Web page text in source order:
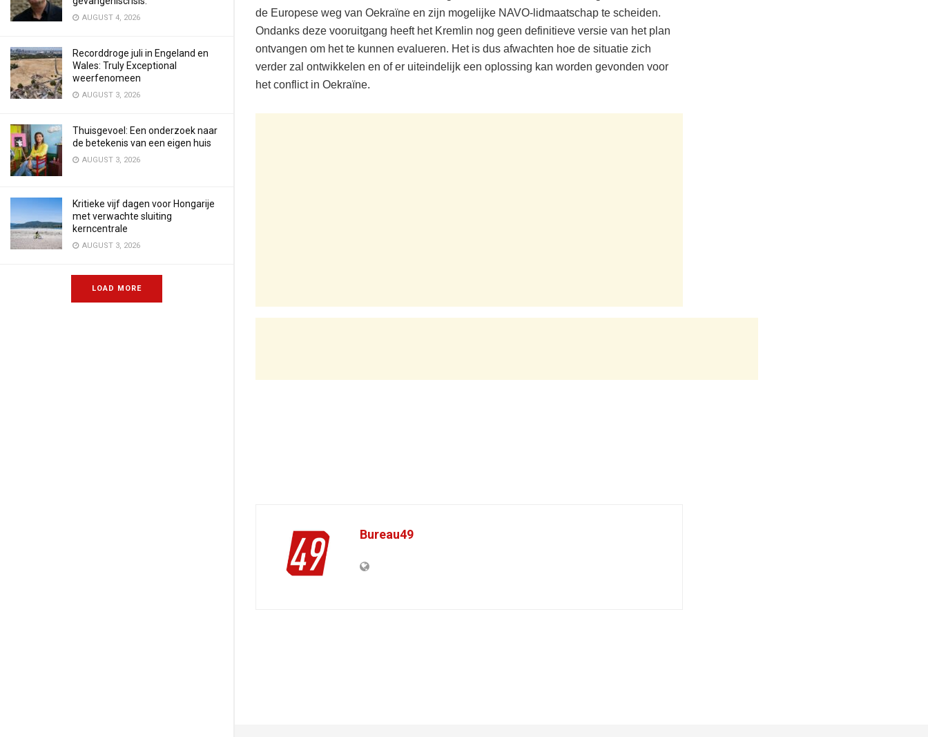
AUGUST 4, 2026
Recorddroge juli in Engeland en
Wales: Truly Exceptional
weerfenomeen
AUGUST 3, 2026
Thuisgevoel: Een onderzoek naar
de betekenis van een eigen huis
AUGUST 3, 2026
Kritieke vijf dagen voor Hongarije
met verwachte sluiting
kerncentrale
AUGUST 3, 2026
LOAD MORE
de Europese weg van Oekraïne en zijn mogelijke NAVO-lidmaatschap te scheiden.
Ondanks deze vooruitgang heeft het Kremlin nog geen definitieve versie van het plan
ontvangen om het te kunnen evalueren. Het is dus afwachten hoe de situatie zich
verder zal ontwikkelen en of er uiteindelijk een oplossing kan worden gevonden voor
het conflict in Oekraïne.
Bureau49